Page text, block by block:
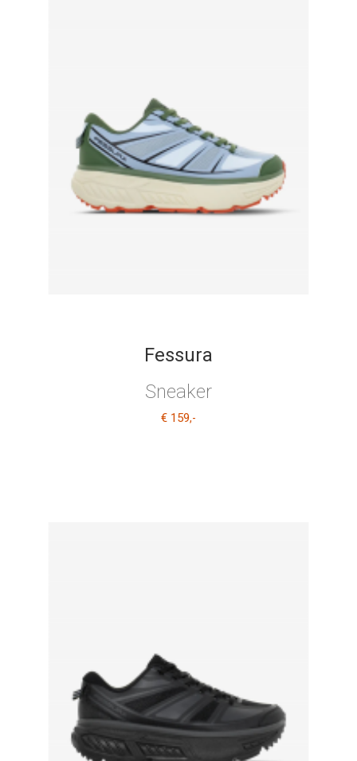
Fessura
Sneaker
€ 159,-